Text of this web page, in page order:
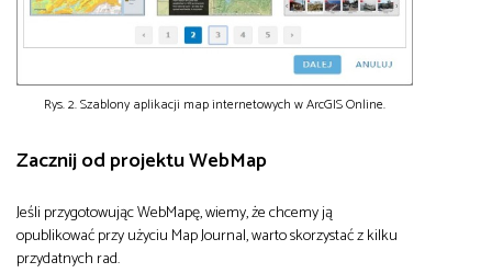
Rys. 2. Szablony aplikacji map internetowych w ArcGIS Online.
Zacznij od projektu WebMap
Jeśli przygotowując WebMapę, wiemy, że chcemy ją
opublikować przy użyciu Map Journal, warto skorzystać z kilku
przydatnych rad.